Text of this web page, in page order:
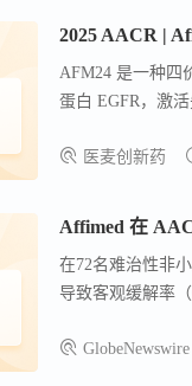
2025 AACR |
AFM24 是一种四
蛋白 EGFR，激
一项针对 72 例接
个月 vs 2.9 个月
医麦创新药
在72名难治性非
导致客观缓解率
析基于72名接受
GlobeNewswire